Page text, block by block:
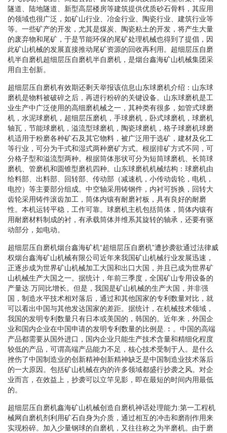
隧道、陆地隧道、新型高层楼房等建筑提供优质砂石骨料，其应用
的领域也很广泛，如矿山行业、冶金行业、陶瓷行业、建筑行业等
等。一些矿产的开发，尤其是煤炭、陶瓷粘土的开发，将产生大量
的废弃物和尾矿，于是节能环保的尾矿处理机械也得到了提倡，因
此矿山机械的发展直接推动尾矿资源的回收再利用。超细层压自磨
机半自磨机超细层压自磨机半自磨机，是烟台鑫海矿山机械集团采
用自主创新。
超细层压自磨机有效期还剩天举报该信息山东球磨机介绍：山东球
磨机是物料被破碎之后，再进行粉碎的关键设备。山东球磨机是工
业生产中广泛使用的高细磨机械之一，其种类有很多，如管式球磨
机，水泥球磨机，超细层压磨机，手球磨机，卧式球磨机，球磨机
轴瓦，节能球磨机，溢流型球磨机，陶瓷球磨机，格子球磨机球磨
机适用于粉磨各种矿石及其它物料，被广泛用于选矿，建材及化工
等行业，可分为干式和湿式两种磨矿方式。根据排矿方式不同，可
分格子型和溢流型两种。根据筒体形状可分为短筒球磨机、长筒球
磨机、管磨机和圆锥型磨机四种。山东球磨机机械结构：球磨机由
给料部、出料部、回转部、传动部（减速机，小传动齿轮，电机，
电控）等主要部分组成。中空轴采用铸钢件，内衬可拆换，回转大
齿轮采用铸件滚齿加工，筒体内镶有耐磨衬板，具有良好的耐磨
性。本机运转平稳，工作可靠。球磨机主机包括筒体，筒体内镶有
用耐磨材料制成的衬，有承载筒体并维系其旋转的轴承，还要有驱
动部分，如电动。
超细层压自磨机烟台鑫海矿机“超细层压自磨机”遭抄袭欲通过法律威
权烟台鑫海矿山机械有限公司近年来我国矿山机械行业发展迅速，
正逐步成为世界矿山机械加工大国和出口大国，并且已成为世界矿
山机械生产大国之一。据统计，年前三季度，全国矿山专用设备的
产量达.万同比增长。但是，我国是矿山机械的生产大国，并非强
国，制造水平技术相对落后，通过和其他国家的专利数量对比，就
可以看出中国与其他发达国家的差距。据统计，在机械技术领域，
我国的发明专利数量只有日本或美国的，韩国的。近年来，外国企
业和国内企业在中国申请的发明专利数量的比例是.︰。中国的高端
产品都需要从国外进口，国内企业只能生产技术含量和精细化程度
较低的产品，可谓高端产品能力不足，核心技术受制于人。是什么
挫伤了中国制造业的创新精神创新精神缺乏是中国制造业技术落后
的一大原因。包括矿山机械在内的许多领域都盛行抄袭之风。对企
业而言，在效益上，抄袭可以立竿见影，即在最短的时间内用最低
的。
超细层压自磨机鑫海矿山机械创造自磨机神话处理能力:第一工程机
械网自磨机剂利用矿石自身为介质，通过相互的冲击和磨削作用来
实现粉碎。加入少量钢球的自磨机，又往往称之为半磨机。由于磨